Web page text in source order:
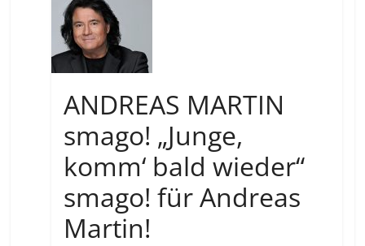
ANDREAS MARTIN
smago! „Junge,
komm‘ bald wieder“
smago! für Andreas
Martin!